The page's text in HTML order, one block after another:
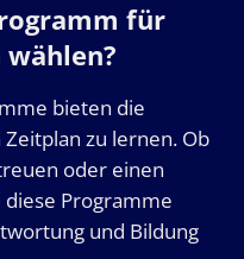
für
bieten die
zu lernen. Ob
oder einen
Programme
und Bildung